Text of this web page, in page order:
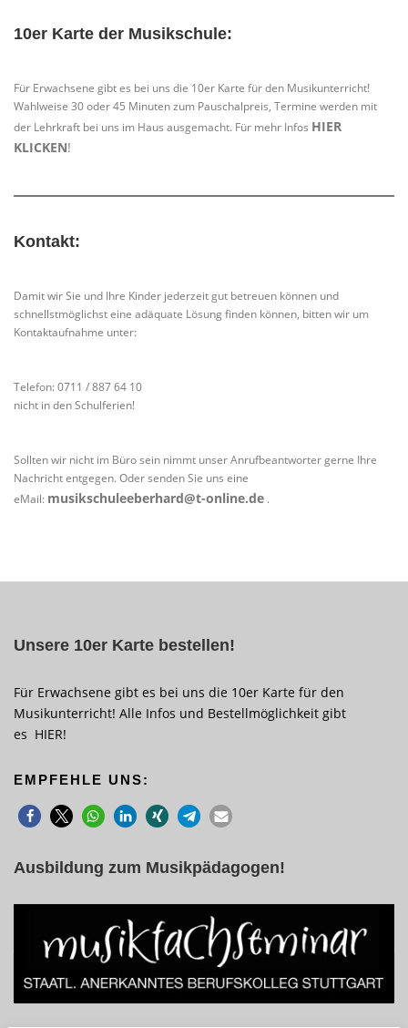
10er Karte der Musikschule:
Für Erwachsene gibt es bei uns die 10er Karte für den Musikunterricht!
Wahlweise 30 oder 45 Minuten zum Pauschalpreis, Termine werden mit
der Lehrkraft bei uns im Haus ausgemacht. Für mehr Infos HIER
KLICKEN!
Kontakt:
Damit wir Sie und Ihre Kinder jederzeit gut betreuen können und
schnellstmöglichst eine adäquate Lösung finden können, bitten wir um
Kontaktaufnahme unter:
Telefon: 0711 / 887 64 10
nicht in den Schulferien!
Sollten wir nicht im Büro sein nimmt unser Anrufbeantworter gerne Ihre
Nachricht entgegen. Oder senden Sie uns eine
eMail: musikschuleeberhard@t-online.de .
Unsere 10er Karte bestellen!
Für Erwachsene gibt es bei uns die 10er Karte für den
Musikunterricht! Alle Infos und Bestellmöglichkeit gibt
es HIER!
EMPFEHLE UNS:
Ausbildung zum Musikpädagogen!